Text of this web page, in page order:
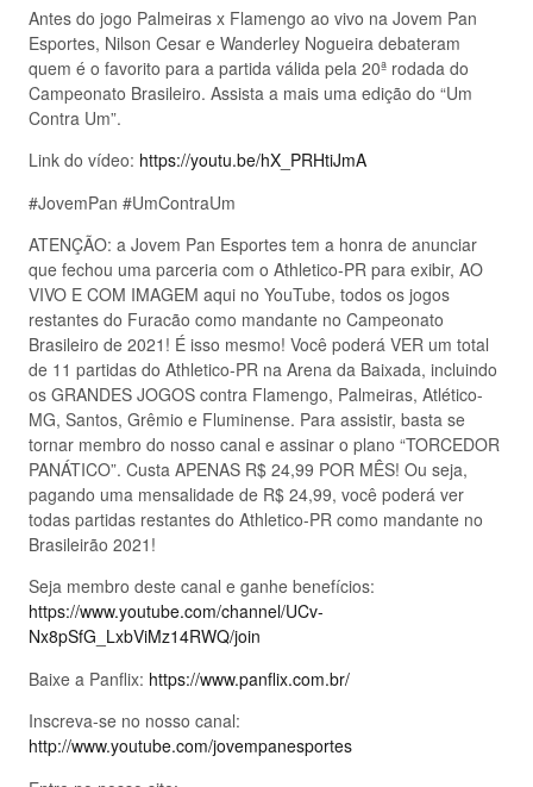
Antes do jogo Palmeiras x Flamengo ao vivo na Jovem Pan
Esportes, Nilson Cesar e Wanderley Nogueira debateram
quem é o favorito para a partida válida pela 20ª rodada do
Campeonato Brasileiro. Assista a mais uma edição do “Um
Contra Um”.
Link do vídeo: https://youtu.be/hX_PRHtiJmA
#JovemPan #UmContraUm
ATENÇÃO: a Jovem Pan Esportes tem a honra de anunciar
que fechou uma parceria com o Athletico-PR para exibir, AO
VIVO E COM IMAGEM aqui no YouTube, todos os jogos
restantes do Furacão como mandante no Campeonato
Brasileiro de 2021! É isso mesmo! Você poderá VER um total
de 11 partidas do Athletico-PR na Arena da Baixada, incluindo
os GRANDES JOGOS contra Flamengo, Palmeiras, Atlético-
MG, Santos, Grêmio e Fluminense. Para assistir, basta se
tornar membro do nosso canal e assinar o plano “TORCEDOR
PANÁTICO”. Custa APENAS R$ 24,99 POR MÊS! Ou seja,
pagando uma mensalidade de R$ 24,99, você poderá ver
todas partidas restantes do Athletico-PR como mandante no
Brasileirão 2021!
Seja membro deste canal e ganhe benefícios:
https://www.youtube.com/channel/UCv-
Nx8pSfG_LxbViMz14RWQ/join
Baixe a Panflix: https://www.panflix.com.br/
Inscreva-se no nosso canal:
http://www.youtube.com/jovempanesportes